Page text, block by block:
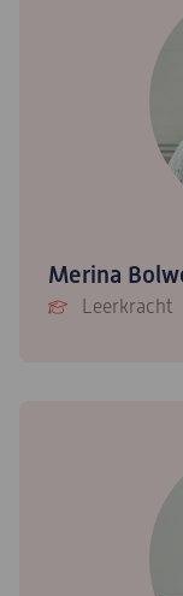
Merina
Leerkracht